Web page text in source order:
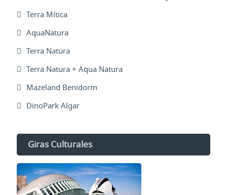
Terra Mítica
AquaNatura
Terra Natura
Terra Natura + Aqua Natura
Mazeland Benidorm
DinoPark Algar
Giras Culturales